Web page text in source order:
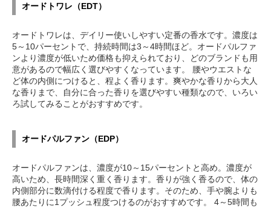
オードトワレ（EDT）
オードトワレは、デイリー使いしやすい定番の香水です。濃度は
5～10パーセントで、持続時間は3～4時間ほど。オードパルファ
ンより濃度が低いため価格も抑えられており、どのブランドも用
意があるので幅広く選びやすくなっています。 腰やウエストな
ど体の内側につけると、程よく香ります。爽やかな香りから大人
な香りまで、自分に合った香りを選びやすい種類なので、いろい
ろ試してみることがおすすめです。
オードパルファン（EDP）
オードパルファンは、濃度が10～15パーセントと高め。濃度が
高いため、長時間深く重く香ります。香りが強く香るので、体の
内側部分に数滴付ける程度で香ります。そのため、手や腕よりも
腰あたりに1プッシュ程度つけるのがおすすめです。 4～5時間も